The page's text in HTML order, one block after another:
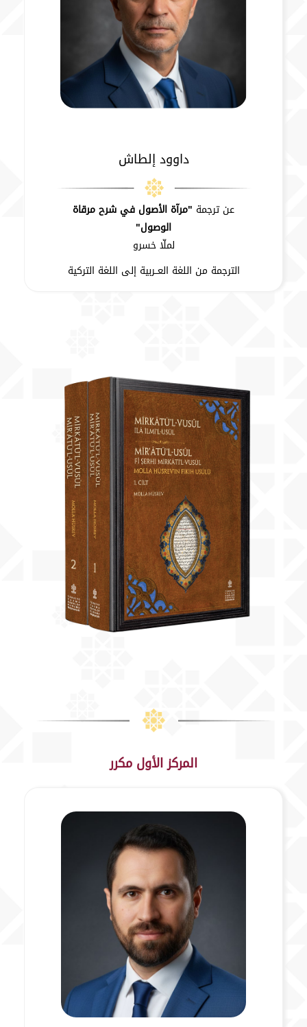
داوود إلطاش
عن ترجمة "مرآة الأصول في شرح مرقاة
الوصول"
لملّا خسرو
الترجمة من اللغة العــربية إلى اللغة التركية
المركز الأول مكرر